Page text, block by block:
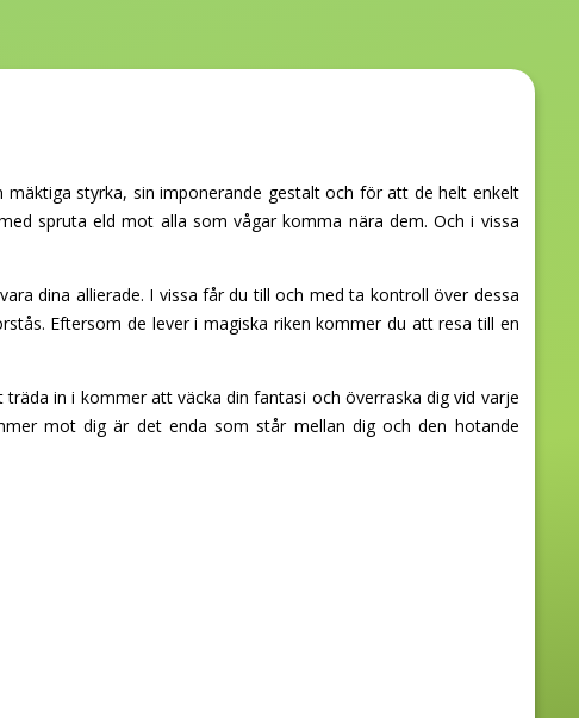
styrka, sin imponerande gestalt och för att de helt enkelt
spruta eld mot alla som vågar komma nära dem. Och i vissa
dina allierade. I vissa får du till och med ta kontroll över dessa
Eftersom de lever i magiska riken kommer du att resa till en
in i kommer att väcka din fantasi och överraska dig vid varje
mot dig är det enda som står mellan dig och den hotande